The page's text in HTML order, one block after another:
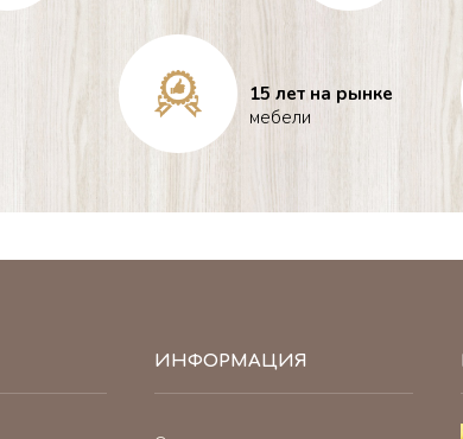
15 лет на рынке
мебели
ИНФОРМАЦИЯ